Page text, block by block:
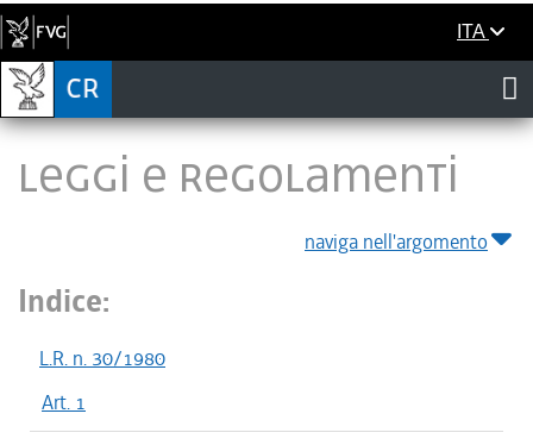
ITA
LEGGI E REGOLAMENTI
naviga nell'argomento
Indice:
L.R. n. 30/1980
Art. 1